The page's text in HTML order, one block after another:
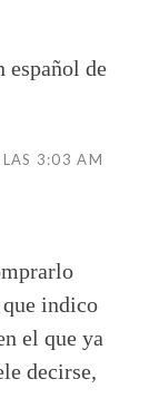
español de
3:03 AM
indico
el que ya
decirse,